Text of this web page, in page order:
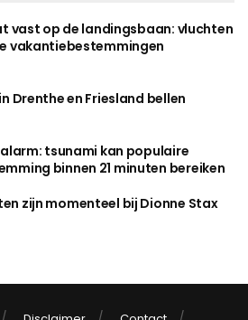
vast op de landingsbaan: vluchten
vakantiebestemmingen
Drenthe en Friesland bellen
tsunami kan populaire
binnen 21 minuten bereiken
zijn momenteel bij Dionne Stax